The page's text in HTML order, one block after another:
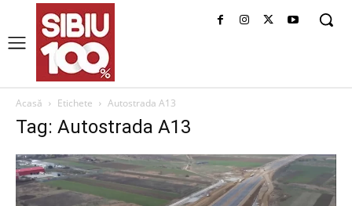
Acasă Etichete Autostrada A13
Tag: Autostrada A13